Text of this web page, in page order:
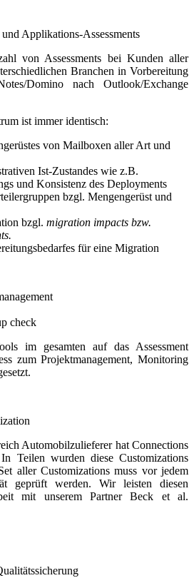
Applikations-Assessments
von Assessments bei Kunden aller
Branchen in Vorbereitung
Domino nach Outlook/Exchange
ist immer identisch:
von Mailboxen aller Art und
Ist-Zustandes wie z.B.
und Konsistenz des Deployments
bzgl. Mengengerüst und
bzgl. migration impacts bzw.
für eine Migration
check
im gesamten auf das Assessment
zum Projektmanagement, Monitoring
Automobilzulieferer hat Connections
Teilen wurden diese Customizations
aller Customizations muss vor jedem
geprüft werden. Wir leisten diesen
mit unserem Partner Beck et al.